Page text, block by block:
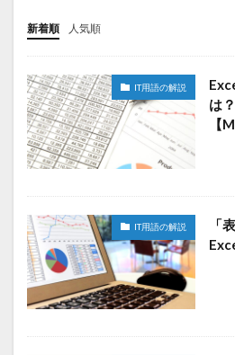
新着順 人気順
IT用語の解説
は
【
IT用語の解説
「